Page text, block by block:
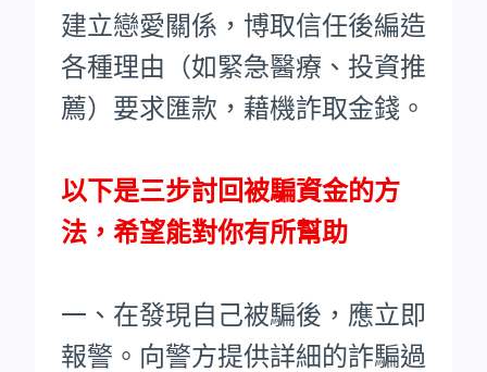
建立戀愛關係，博取信任後編造
各種理由（如緊急醫療、投資推
薦）要求匯款，藉機詐取金錢。
以下是三步討回被騙資金的方
法，希望能對你有所幫助
一、在發現自己被騙後，應立即
報警。向警方提供詳細的詐騙過